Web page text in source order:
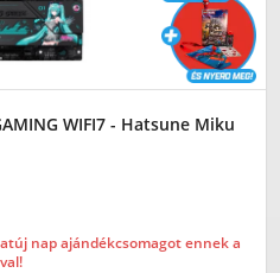
WIFI7 - Hatsune Miku
nap ajándékcsomagot ennek a